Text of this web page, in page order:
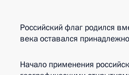
Российский флаг родился
века оставался
Начало применения